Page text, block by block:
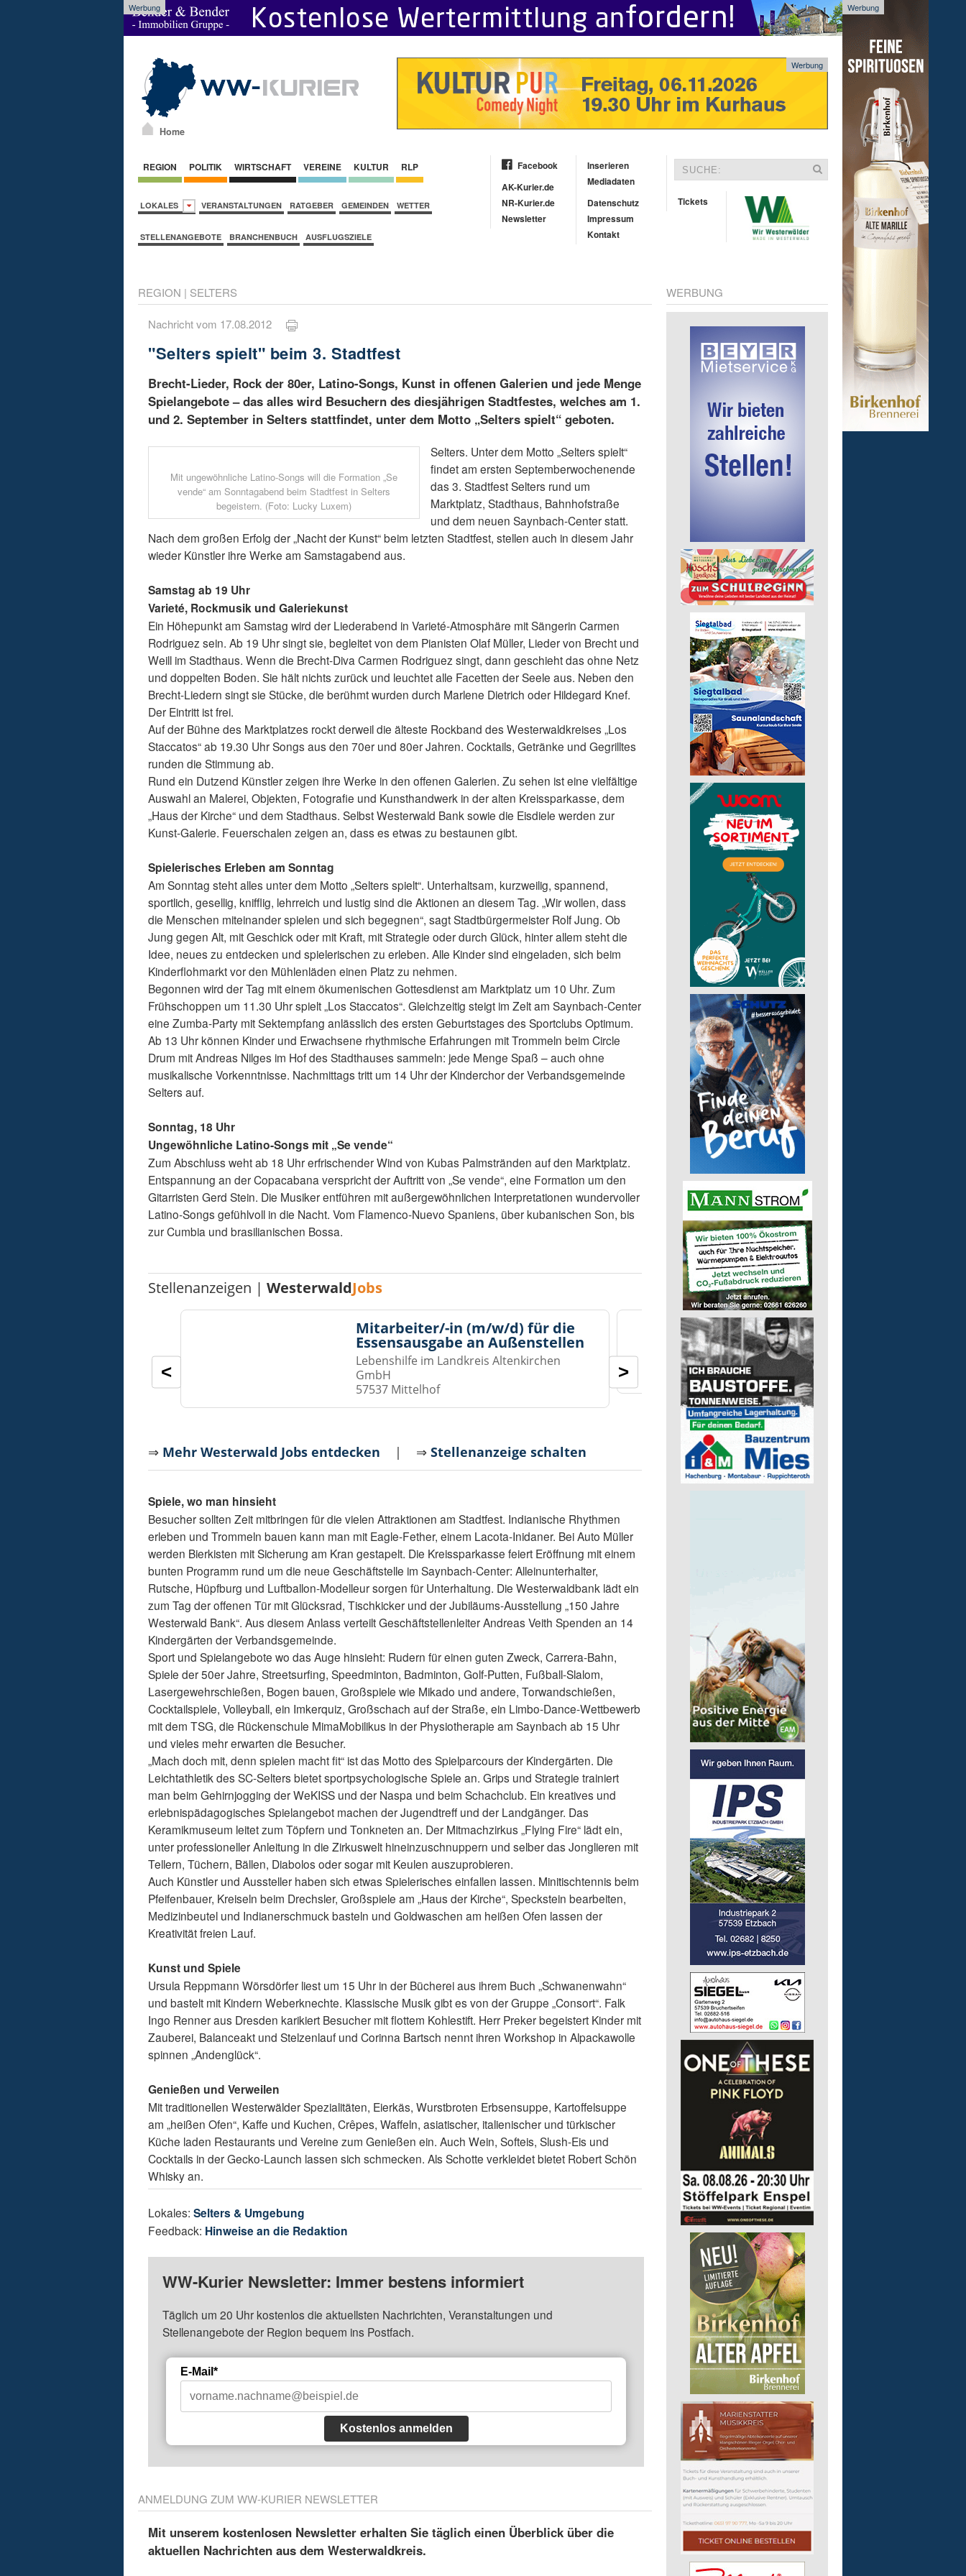
Werbung Werbung
Home
Werbung
REGION POLITIK WIRTSCHAFT VEREINE KULTUR RLP
LOKALES VERANSTALTUNGEN RATGEBER GEMEINDEN WETTER
STELLENANGEBOTE BRANCHENBUCH AUSFLUGSZIELE
Facebook
AK-Kurier.de
NR-Kurier.de
Newsletter
Inserieren
Mediadaten
Datenschutz
Impressum
Kontakt
Tickets
REGION | SELTERS
Nachricht vom 17.08.2012
"Selters spielt" beim 3. Stadtfest
Brecht-Lieder, Rock der 80er, Latino-Songs, Kunst in offenen Galerien und jede Menge
Spielangebote – das alles wird Besuchern des diesjährigen Stadtfestes, welches am 1.
und 2. September in Selters stattfindet, unter dem Motto „Selters spielt“ geboten.
Mit ungewöhnliche Latino-Songs will die Formation „Se
vende“ am Sonntagabend beim Stadtfest in Selters
begeistern. (Foto: Lucky Luxem)
Selters. Unter dem Motto „Selters spielt“
findet am ersten Septemberwochenende
das 3. Stadtfest Selters rund um
Marktplatz, Stadthaus, Bahnhofstraße
und dem neuen Saynbach-Center statt.
Nach dem großen Erfolg der „Nacht der Kunst“ beim letzten Stadtfest, stellen auch in diesem Jahr
wieder Künstler ihre Werke am Samstagabend aus.
Samstag ab 19 Uhr
Varieté, Rockmusik und Galeriekunst
Ein Höhepunkt am Samstag wird der Liederabend in Varieté-Atmosphäre mit Sängerin Carmen
Rodriguez sein. Ab 19 Uhr singt sie, begleitet von dem Pianisten Olaf Müller, Lieder von Brecht und
Weill im Stadthaus. Wenn die Brecht-Diva Carmen Rodriguez singt, dann geschieht das ohne Netz
und doppelten Boden. Sie hält nichts zurück und leuchtet alle Facetten der Seele aus. Neben den
Brecht-Liedern singt sie Stücke, die berühmt wurden durch Marlene Dietrich oder Hildegard Knef.
Der Eintritt ist frei.
Auf der Bühne des Marktplatzes rockt derweil die älteste Rockband des Westerwaldkreises „Los
Staccatos“ ab 19.30 Uhr Songs aus den 70er und 80er Jahren. Cocktails, Getränke und Gegrilltes
runden die Stimmung ab.
Rund ein Dutzend Künstler zeigen ihre Werke in den offenen Galerien. Zu sehen ist eine vielfältige
Auswahl an Malerei, Objekten, Fotografie und Kunsthandwerk in der alten Kreissparkasse, dem
„Haus der Kirche“ und dem Stadthaus. Selbst Westerwald Bank sowie die Eisdiele werden zur
Kunst-Galerie. Feuerschalen zeigen an, dass es etwas zu bestaunen gibt.
Spielerisches Erleben am Sonntag
Am Sonntag steht alles unter dem Motto „Selters spielt“. Unterhaltsam, kurzweilig, spannend,
sportlich, gesellig, knifflig, lehrreich und lustig sind die Aktionen an diesem Tag. „Wir wollen, dass
die Menschen miteinander spielen und sich begegnen“, sagt Stadtbürgermeister Rolf Jung. Ob
Jung gegen Alt, mit Geschick oder mit Kraft, mit Strategie oder durch Glück, hinter allem steht die
Idee, neues zu entdecken und spielerischen zu erleben. Alle Kinder sind eingeladen, sich beim
Kinderflohmarkt vor den Mühlenläden einen Platz zu nehmen.
Begonnen wird der Tag mit einem ökumenischen Gottesdienst am Marktplatz um 10 Uhr. Zum
Frühschoppen um 11.30 Uhr spielt „Los Staccatos“. Gleichzeitig steigt im Zelt am Saynbach-Center
eine Zumba-Party mit Sektempfang anlässlich des ersten Geburtstages des Sportclubs Optimum.
Ab 13 Uhr können Kinder und Erwachsene rhythmische Erfahrungen mit Trommeln beim Circle
Drum mit Andreas Nilges im Hof des Stadthauses sammeln: jede Menge Spaß – auch ohne
musikalische Vorkenntnisse. Nachmittags tritt um 14 Uhr der Kinderchor der Verbandsgemeinde
Selters auf.
Sonntag, 18 Uhr
Ungewöhnliche Latino-Songs mit „Se vende“
Zum Abschluss weht ab 18 Uhr erfrischender Wind von Kubas Palmstränden auf den Marktplatz.
Entspannung an der Copacabana verspricht der Auftritt von „Se vende“, eine Formation um den
Gitarristen Gerd Stein. Die Musiker entführen mit außergewöhnlichen Interpretationen wundervoller
Latino-Songs gefühlvoll in die Nacht. Vom Flamenco-Nuevo Spaniens, über kubanischen Son, bis
zur Cumbia und brasilianischen Bossa.
Stellenanzeigen |WesterwaldJobs
Mitarbeiter/-in (m/w/d) für die
Essensausgabe an Außenstellen
Lebenshilfe im Landkreis Altenkirchen
GmbH
57537 Mittelhof
Finanz- und
(m/w/d)
Pusch AG
56242 Marienrachdorf
< >
⇒ Mehr Westerwald Jobs entdecken | ⇒Stellenanzeige schalten
Spiele, wo man hinsieht
Besucher sollten Zeit mitbringen für die vielen Attraktionen am Stadtfest. Indianische Rhythmen
erleben und Trommeln bauen kann man mit Eagle-Fether, einem Lacota-Inidaner. Bei Auto Müller
werden Bierkisten mit Sicherung am Kran gestapelt. Die Kreissparkasse feiert Eröffnung mit einem
bunten Programm rund um die neue Geschäftstelle im Saynbach-Center: Alleinunterhalter,
Rutsche, Hüpfburg und Luftballon-Modelleur sorgen für Unterhaltung. Die Westerwaldbank lädt ein
zum Tag der offenen Tür mit Glücksrad, Tischkicker und der Jubiläums-Ausstellung „150 Jahre
Westerwald Bank“. Aus diesem Anlass verteilt Geschäftstellenleiter Andreas Veith Spenden an 14
Kindergärten der Verbandsgemeinde.
Sport und Spielangebote wo das Auge hinsieht: Rudern für einen guten Zweck, Carrera-Bahn,
Spiele der 50er Jahre, Streetsurfing, Speedminton, Badminton, Golf-Putten, Fußball-Slalom,
Lasergewehrschießen, Bogen bauen, Großspiele wie Mikado und andere, Torwandschießen,
Cocktailspiele, Volleyball, ein Imkerquiz, Großschach auf der Straße, ein Limbo-Dance-Wettbewerb
mit dem TSG, die Rückenschule MimaMobilikus in der Physiotherapie am Saynbach ab 15 Uhr
und vieles mehr erwarten die Besucher.
„Mach doch mit, denn spielen macht fit“ ist das Motto des Spielparcours der Kindergärten. Die
Leichtathletik des SC-Selters bietet sportpsychologische Spiele an. Grips und Strategie trainiert
man beim Gehirnjogging der WeKISS und der Naspa und beim Schachclub. Ein kreatives und
erlebnispädagogisches Spielangebot machen der Jugendtreff und der Landgänger. Das
Keramikmuseum leitet zum Töpfern und Tonkneten an. Der Mitmachzirkus „Flying Fire“ lädt ein,
unter professioneller Anleitung in die Zirkuswelt hineinzuschnuppern und selber das Jonglieren mit
Tellern, Tüchern, Bällen, Diabolos oder sogar mit Keulen auszuprobieren.
Auch Künstler und Aussteller haben sich etwas Spielerisches einfallen lassen. Minitischtennis beim
Pfeifenbauer, Kreiseln beim Drechsler, Großspiele am „Haus der Kirche“, Speckstein bearbeiten,
Medizinbeutel und Indianerschmuck basteln und Goldwaschen am heißen Ofen lassen der
Kreativität freien Lauf.
Kunst und Spiele
Ursula Reppmann Wörsdörfer liest um 15 Uhr in der Bücherei aus ihrem Buch „Schwanenwahn“
und bastelt mit Kindern Weberknechte. Klassische Musik gibt es von der Gruppe „Consort“. Falk
Ingo Renner aus Dresden karikiert Besucher mit flottem Kohlestift. Herr Preker begeistert Kinder mit
Zauberei, Balanceakt und Stelzenlauf und Corinna Bartsch nennt ihren Workshop in Alpackawolle
spinnen „Andenglück“.
Genießen und Verweilen
Mit traditionellen Westerwälder Spezialitäten, Eierkäs, Wurstbroten Erbsensuppe, Kartoffelsuppe
am „heißen Ofen“, Kaffe und Kuchen, Crêpes, Waffeln, asiatischer, italienischer und türkischer
Küche laden Restaurants und Vereine zum Genießen ein. Auch Wein, Softeis, Slush-Eis und
Cocktails in der Gecko-Launch lassen sich schmecken. Als Schotte verkleidet bietet Robert Schön
Whisky an.
Lokales:Selters & Umgebung
Feedback: Hinweise an die Redaktion
WW-Kurier Newsletter: Immer bestens informiert
Täglich um 20 Uhr kostenlos die aktuellsten Nachrichten, Veranstaltungen und
Stellenangebote der Region bequem ins Postfach.
E-Mail*
Kostenlos anmelden
ANMELDUNG ZUM WW-KURIER NEWSLETTER
Mit unserem kostenlosen Newsletter erhalten Sie täglich einen Überblick über die
aktuellen Nachrichten aus dem Westerwaldkreis.
WERBUNG